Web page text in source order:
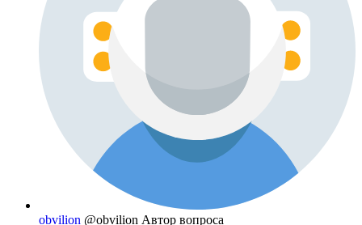
obvilion @obvilion Автор вопроса